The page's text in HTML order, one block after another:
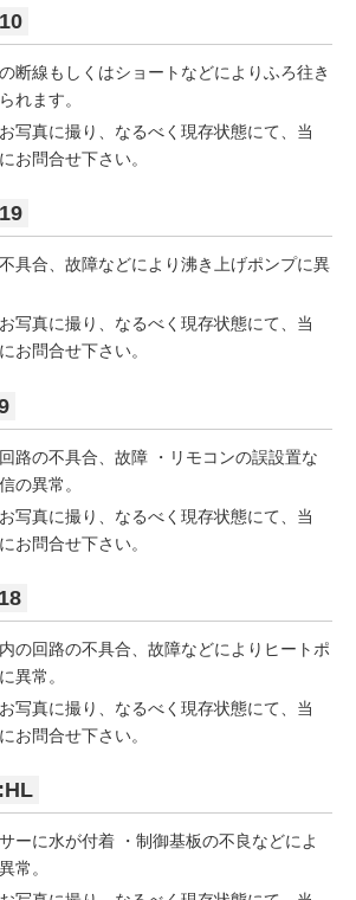
断線もしくはショートなどによりふろ往き
れます。
お写真に撮り、なるべく現存状態にて、当
お問合せ下さい。
具合、故障などにより沸き上げポンプに異
お写真に撮り、なるべく現存状態にて、当
お問合せ下さい。
路の不具合、故障 ・リモコンの誤設置な
の異常。
お写真に撮り、なるべく現存状態にて、当
お問合せ下さい。
の回路の不具合、故障などによりヒートポ
異常。
お写真に撮り、なるべく現存状態にて、当
お問合せ下さい。
ーに水が付着 ・制御基板の不良などによ
常。